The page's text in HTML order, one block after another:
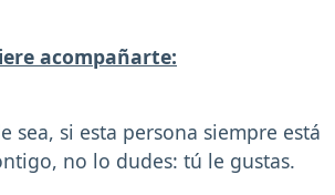
acompañarte:
sea, si esta persona siempre está
no lo dudes: tú le gustas.